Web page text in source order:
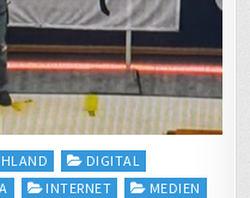
DIGITAL
INTERNET
MEDIEN